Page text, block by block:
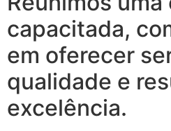
capacitada,
em oferecer
qualidade e
excelência.